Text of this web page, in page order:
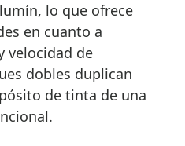
lo que ofrece
en cuanto a
velocidad de
dobles duplican
de tinta de una